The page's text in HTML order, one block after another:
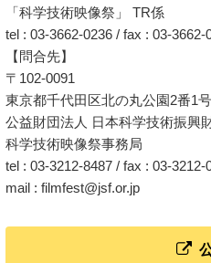
「科学技術映像祭」 TR係
tel : 03-3662-0236 / fax : 03-3662-
【問合先】
〒102-0091
東京都千代田区北の丸公園2番1号
公益財団法人 日本科学技術振興
科学技術映像祭事務局
tel : 03-3212-8487 / fax : 03-3212-
mail : filmfest@jsf.or.jp